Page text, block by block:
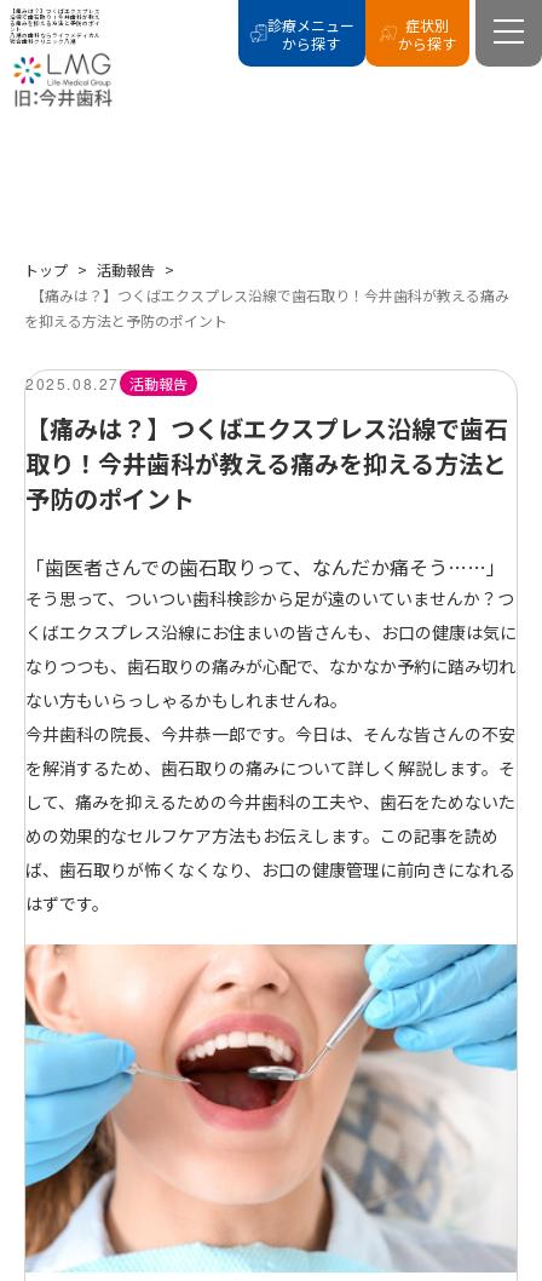
【痛みは？】つくばエクスプレス
沿線で歯石取り！今井歯科が教え
る痛みを抑える方法と予防のポイ
ント
八潮の歯科ならライフメディカル
総合歯科クリニック八潮
診療メニュー
から探す
症状別
から探す
トップ > 活動報告 >
【痛みは？】つくばエクスプレス沿線で歯石取り！今井歯科が教える痛み
を抑える方法と予防のポイント
2025.08.27 活動報告
【痛みは？】つくばエクスプレス沿線で歯石
取り！今井歯科が教える痛みを抑える方法と
予防のポイント
「歯医者さんでの歯石取りって、なんだか痛そう……」
そう思って、ついつい歯科検診から足が遠のいていませんか？つ
くばエクスプレス沿線にお住まいの皆さんも、お口の健康は気に
なりつつも、歯石取りの痛みが心配で、なかなか予約に踏み切れ
ない方もいらっしゃるかもしれませんね。
今井歯科の院長、今井恭一郎です。今日は、そんな皆さんの不安
を解消するため、歯石取りの痛みについて詳しく解説します。そ
して、痛みを抑えるための今井歯科の工夫や、歯石をためないた
めの効果的なセルフケア方法もお伝えします。この記事を読め
ば、歯石取りが怖くなくなり、お口の健康管理に前向きになれる
はずです。